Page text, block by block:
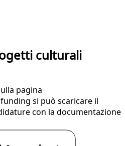
culturali
pagina
si può scaricare il
con la documentazione